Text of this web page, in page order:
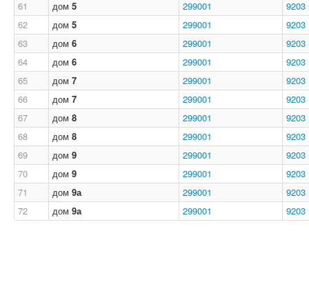
61
дом 5 299001
9203
62
дом 5 299001
9203
63
дом 6 299001
9203
64
дом 6 299001
9203
65
дом 7 299001
9203
66
дом 7 299001
9203
67
дом 8 299001
9203
68
дом 8 299001
9203
69
дом 9 299001
9203
70
дом 9 299001
9203
71
дом 9а 299001
9203
72
дом 9а 299001 9203